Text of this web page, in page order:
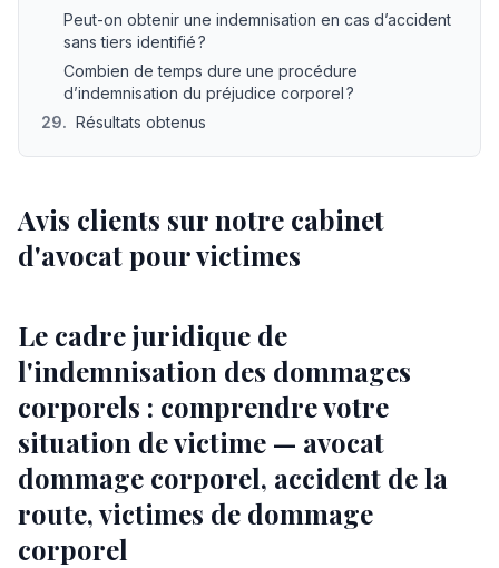
Peut-on obtenir une indemnisation en cas d’accident
sans tiers identifié ?
Combien de temps dure une procédure
d’indemnisation du préjudice corporel ?
29. Résultats obtenus
Avis clients sur notre cabinet
d'avocat pour victimes
Le cadre juridique de
l'indemnisation des dommages
corporels : comprendre votre
situation de victime — avocat
dommage corporel, accident de la
route, victimes de dommage
corporel